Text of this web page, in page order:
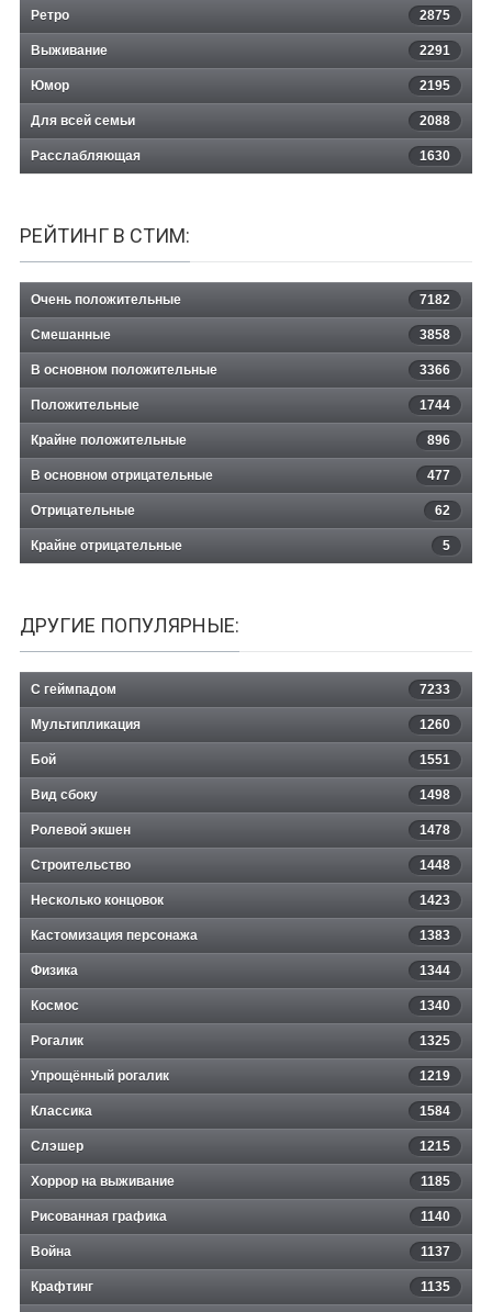
Ретро 2875
Выживание 2291
Юмор 2195
Для всей семьи 2088
Расслабляющая 1630
РЕЙТИНГ В СТИМ:
Очень положительные 7182
Смешанные 3858
В основном положительные 3366
Положительные 1744
Крайне положительные 896
В основном отрицательные 477
Отрицательные 62
Крайне отрицательные 5
ДРУГИЕ ПОПУЛЯРНЫЕ:
С геймпадом 7233
Мультипликация 1260
Бой 1551
Вид сбоку 1498
Ролевой экшен 1478
Строительство 1448
Несколько концовок 1423
Кастомизация персонажа 1383
Физика 1344
Космос 1340
Рогалик 1325
Упрощённый рогалик 1219
Классика 1584
Слэшер 1215
Хоррор на выживание 1185
Рисованная графика 1140
Война 1137
Крафтинг 1135